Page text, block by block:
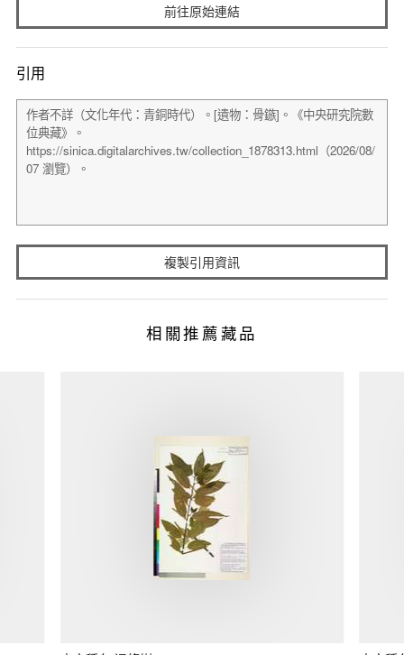
前往原始連結
引用
複製引用資訊
相關推薦藏品